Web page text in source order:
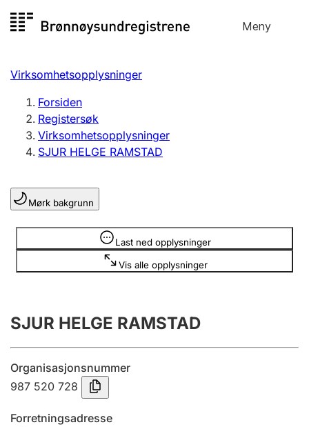
til
Meny
Registersøk
Aksjeselskap
Enkeltpersonforetak
Registrere, endre, slette
Lag og forening
Registrere, endre, slette
Årsregnskap
Innsending og forsinkelsesgebyr
Virksomhetsopplysninger
Forsiden
Registersøk
Virksomhetsopplysninger
SJUR HELGE RAMSTAD
Mørk bakgrunn
Last ned opplysninger
Vis alle opplysninger
Opplysninger er skjult
SJUR HELGE RAMSTAD
Organisasjonsnummer
987 520 728
Forretningsadresse